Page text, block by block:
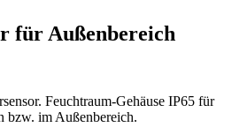
für Außenbereich
Feuchtraum-Gehäuse IP65 für
bzw. im Außenbereich.